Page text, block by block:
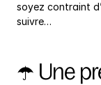
soyez contraint
suivre…
☂️ Une